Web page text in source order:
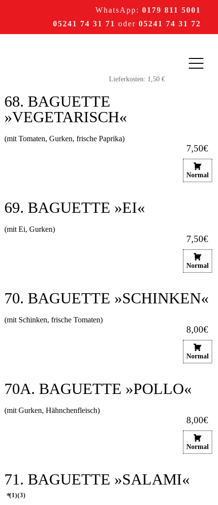
WhatsApp: 0179 811 5001
05241 74 31 71 oder 05241 74 31 72
68. BAGUETTE
»VEGETARISCH«
7,50€
Normal
(mit Tomaten, Gurken, frische Paprika)
69. BAGUETTE »EI«
7,50€
Normal
(mit Ei, Gurken)
70. BAGUETTE »SCHINKEN«
8,00€
Normal
(mit Schinken, frische Tomaten)
70A. BAGUETTE »POLLO«
8,00€
Normal
(mit Gurken, Hähnchenfleisch)
71. BAGUETTE »SALAMI«
1 3